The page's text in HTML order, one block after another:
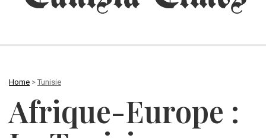
Home > Tunisie
Afrique-Europe :